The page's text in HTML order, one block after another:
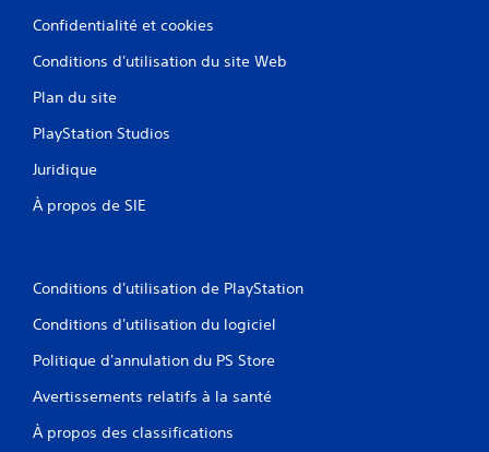
Confidentialité et cookies
Conditions d'utilisation du site Web
Plan du site
PlayStation Studios
Juridique
À propos de SIE
Conditions d'utilisation de PlayStation
Conditions d'utilisation du logiciel
Politique d'annulation du PS Store
Avertissements relatifs à la santé
À propos des classifications